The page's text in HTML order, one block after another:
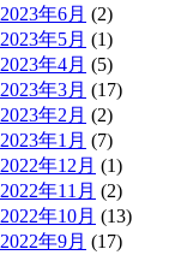
2023年6月 (2)
2023年5月 (1)
2023年4月 (5)
2023年3月 (17)
2023年2月 (2)
2023年1月 (7)
2022年12月 (1)
2022年11月 (2)
2022年10月 (13)
2022年9月 (17)